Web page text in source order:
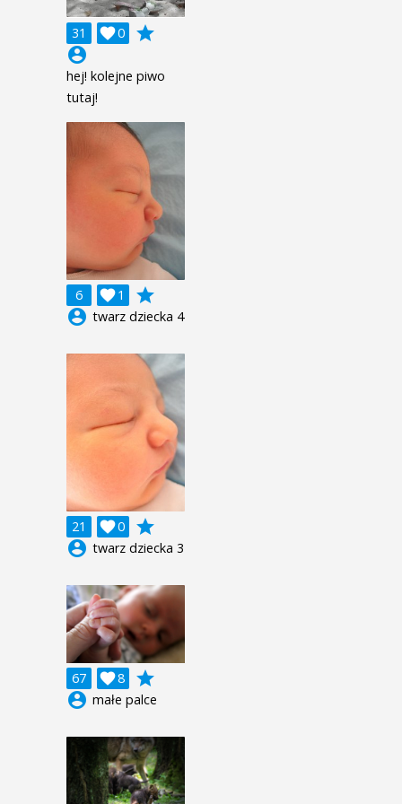
31 0

grade
account_circle
hej! kolejne piwo
tutaj!
6 1

grade
account_circle twarz dziecka 4
21 0

grade
account_circle twarz dziecka 3
67 8

grade
account_circle małe palce